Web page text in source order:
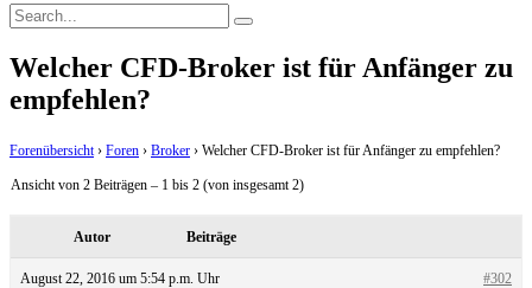
Welcher CFD-Broker ist für Anfänger zu
empfehlen?
Forenübersicht › Foren › Broker › Welcher CFD-Broker ist für Anfänger zu empfehlen?
Ansicht von 2 Beiträgen – 1 bis 2 (von insgesamt 2)
Autor Beiträge
August 22, 2016 um 5:54 p.m. Uhr #302